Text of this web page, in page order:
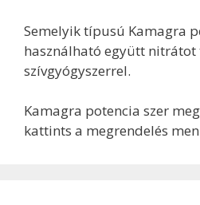
Semelyik típusú Kamagra
használható együtt
szívgyógyszerrel.
Kamagra potencia szer
kattints a megrendelés